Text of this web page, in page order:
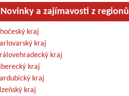
Novinky a zajímavosti z regionů
kraj
kraj
kraj
kraj
kraj
kraj